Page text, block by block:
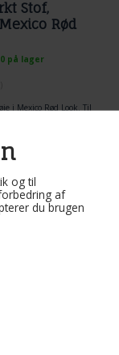
og til
af
du brugen
Stof,
Rød
på lager
i Mexico Rød Look. Til